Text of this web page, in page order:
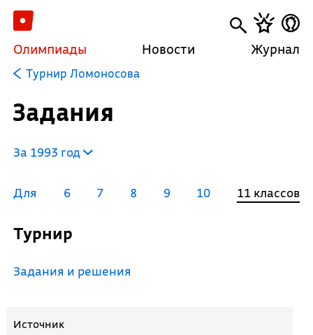
Олимпиады Новости Журнал
Турнир Ломоносова
Задания
За 1993 год
Для 6 7 8 9 10 11 классов
Турнир
Задания и решения
Источник